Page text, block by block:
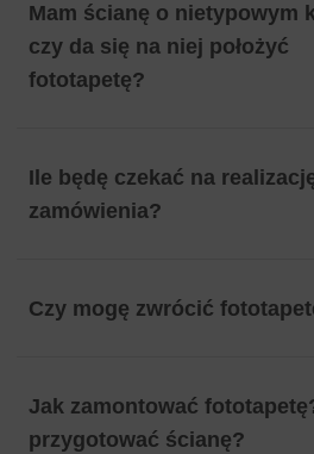
Mam ścianę o nietypowym
czy da się na niej położyć
fototapetę?
Ile będę czekać na
zamówienia?
Czy mogę zwrócić
Jak zamontować
przygotować ścianę?